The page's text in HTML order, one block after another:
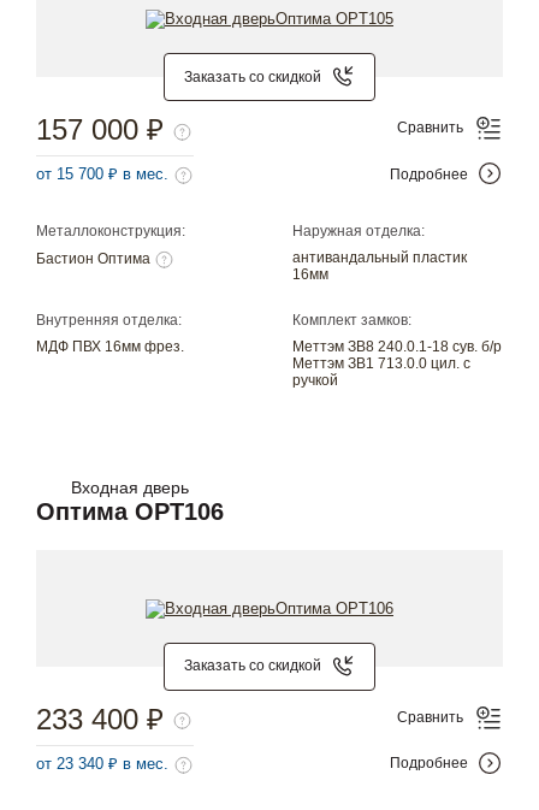
Заказать со скидкой
Металлоконструкция:
Бастион Оптима
Наружная отделка:
антивандальный пластик
16мм
Внутренняя отделка:
МДФ ПВХ 16мм фрез.
Комплект замков:
Меттэм ЗВ8 240.0.1-18 сув. б/р
Меттэм ЗВ1 713.0.0 цил. с
ручкой
157 000 ₽
от 15 700 ₽ в мес.
Сравнить
Подробнее
Входная дверь
Оптима OPT106
Заказать со скидкой
233 400 ₽
от 23 340 ₽ в мес.
Сравнить
Подробнее